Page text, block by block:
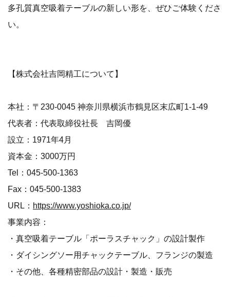
多孔質真空吸着テーブルの新しい形を、ぜひご体験くださ
い。
【株式会社吉岡精工について】
本社：〒230-0045 神奈川県横浜市鶴見区末広町1-1-49
代表者：代表取締役社長 吉岡優
設立：1971年4月
資本金：3000万円
Tel：045-500-1363
Fax：045-500-1383
URL： https://www.yoshioka.co.jp/
事業内容：
・真空吸着テーブル「ポーラスチャック」の設計製作
・ダイシングソー用チャックテーブル、フランジの製造
・その他、各種精密部品の設計・製造・販売